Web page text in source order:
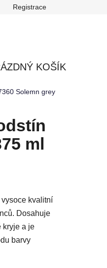
Odstoupení od smlouvy
Registrace
KOŠÍK
Solemn grey
ml
kvalitní
Dosahuje
kryje a je
barvy